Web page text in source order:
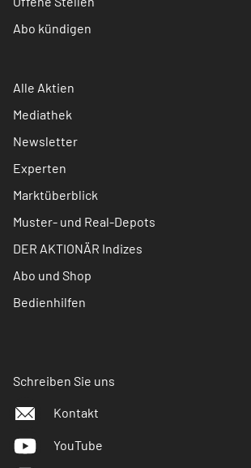
Abo kündigen
Alle Aktien
Mediathek
Newsletter
Experten
Marktüberblick
Muster- und Real-Depots
DER AKTIONÄR Indizes
Abo und Shop
Bedienhilfen
Schreiben Sie uns
Kontakt
YouTube